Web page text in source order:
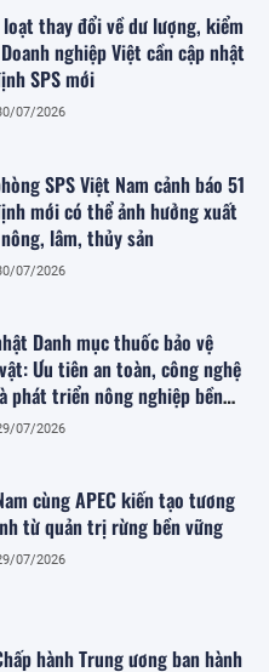
loạt thay đổi về dư lượng, kiểm
nghiệp Việt cần cập nhật
SPS mới
07/2026
SPS Việt Nam cảnh báo 51
mới có thể ảnh hưởng xuất
lâm, thủy sản
07/2026
Danh mục thuốc bảo vệ
Ưu tiên an toàn, công nghệ
phát triển nông nghiệp bền
07/2026
cùng APEC kiến tạo tương
từ quản trị rừng bền vững
07/2026
hành Trung ương ban hành